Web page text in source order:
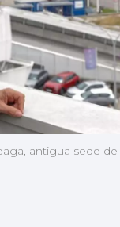
antigua sede